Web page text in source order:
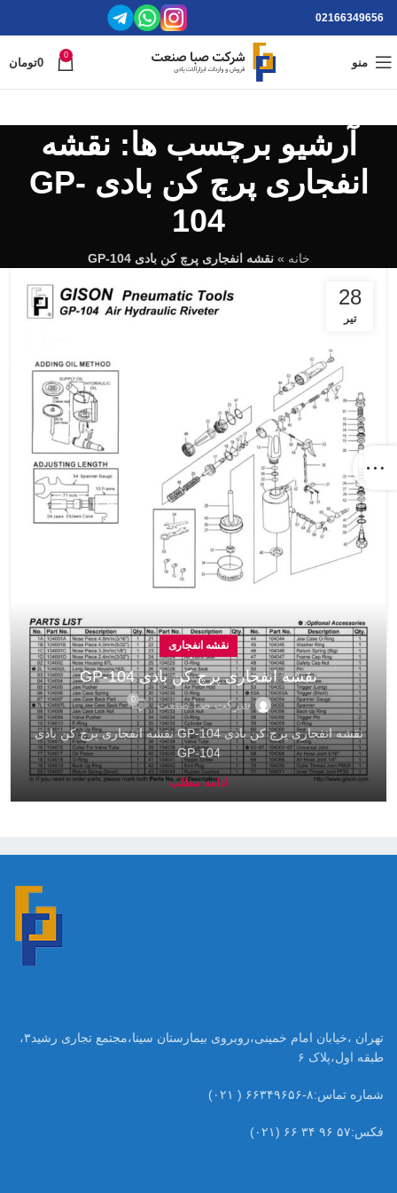
02166349656
منو
0
0تومان
آرشیو برچسب ها: نقشه
انفجاری پرچ کن بادی GP-
104
خانه »نقشه انفجاری پرچ کن بادی GP-104
28
تیر
نقشه انفجاری
نقشه انفجاری پرچ کن بادی GP-104
شرکت صبا صنعت 0
نقشه انفجاری پرچ کن بادی GP-104 نقشه انفجاری پرچ کن بادی
GP-104
ادامه مطلب
تهران ،خیابان امام خمینی،روبروی بیمارستان سینا،مجتمع تجاری رشید۳،
طبقه اول،پلاک ۶
شماره تماس:۸-۶۶۳۴۹۶۵۶ ( ۰۲۱)
فکس:۵۷ ۹۶ ۳۴ ۶۶ (۰۲۱)